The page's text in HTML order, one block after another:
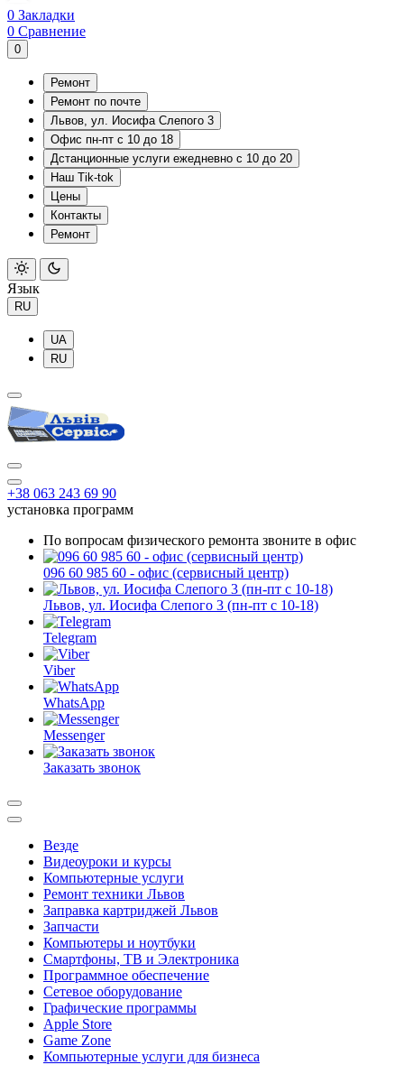
0 Закладки
0 Сравнение
0
Ремонт
Ремонт по почте
Львов, ул. Иосифа Слепого 3
Офис пн-пт с 10 до 18
Дстанционные услуги ежедневно с 10 до 20
Наш Tik-tok
Цены
Контакты
Ремонт
Язык
RU
UA
RU
+38 063 243 69 90
установка программ
По вопросам физического ремонта звоните в офис
096 60 985 60 - офис (сервисный центр)
Львов, ул. Иосифа Слепого 3 (пн-пт с 10-18)
Telegram
Viber
WhatsApp
Messenger
Заказать звонок
Везде
Видеоуроки и курсы
Компьютерные услуги
Ремонт техники Львов
Заправка картриджей Львов
Запчасти
Компьютеры и ноутбуки
Смартфоны, ТВ и Электроника
Программное обеспечение
Сетевое оборудование
Графические программы
Apple Store
Game Zone
Компьютерные услуги для бизнеса